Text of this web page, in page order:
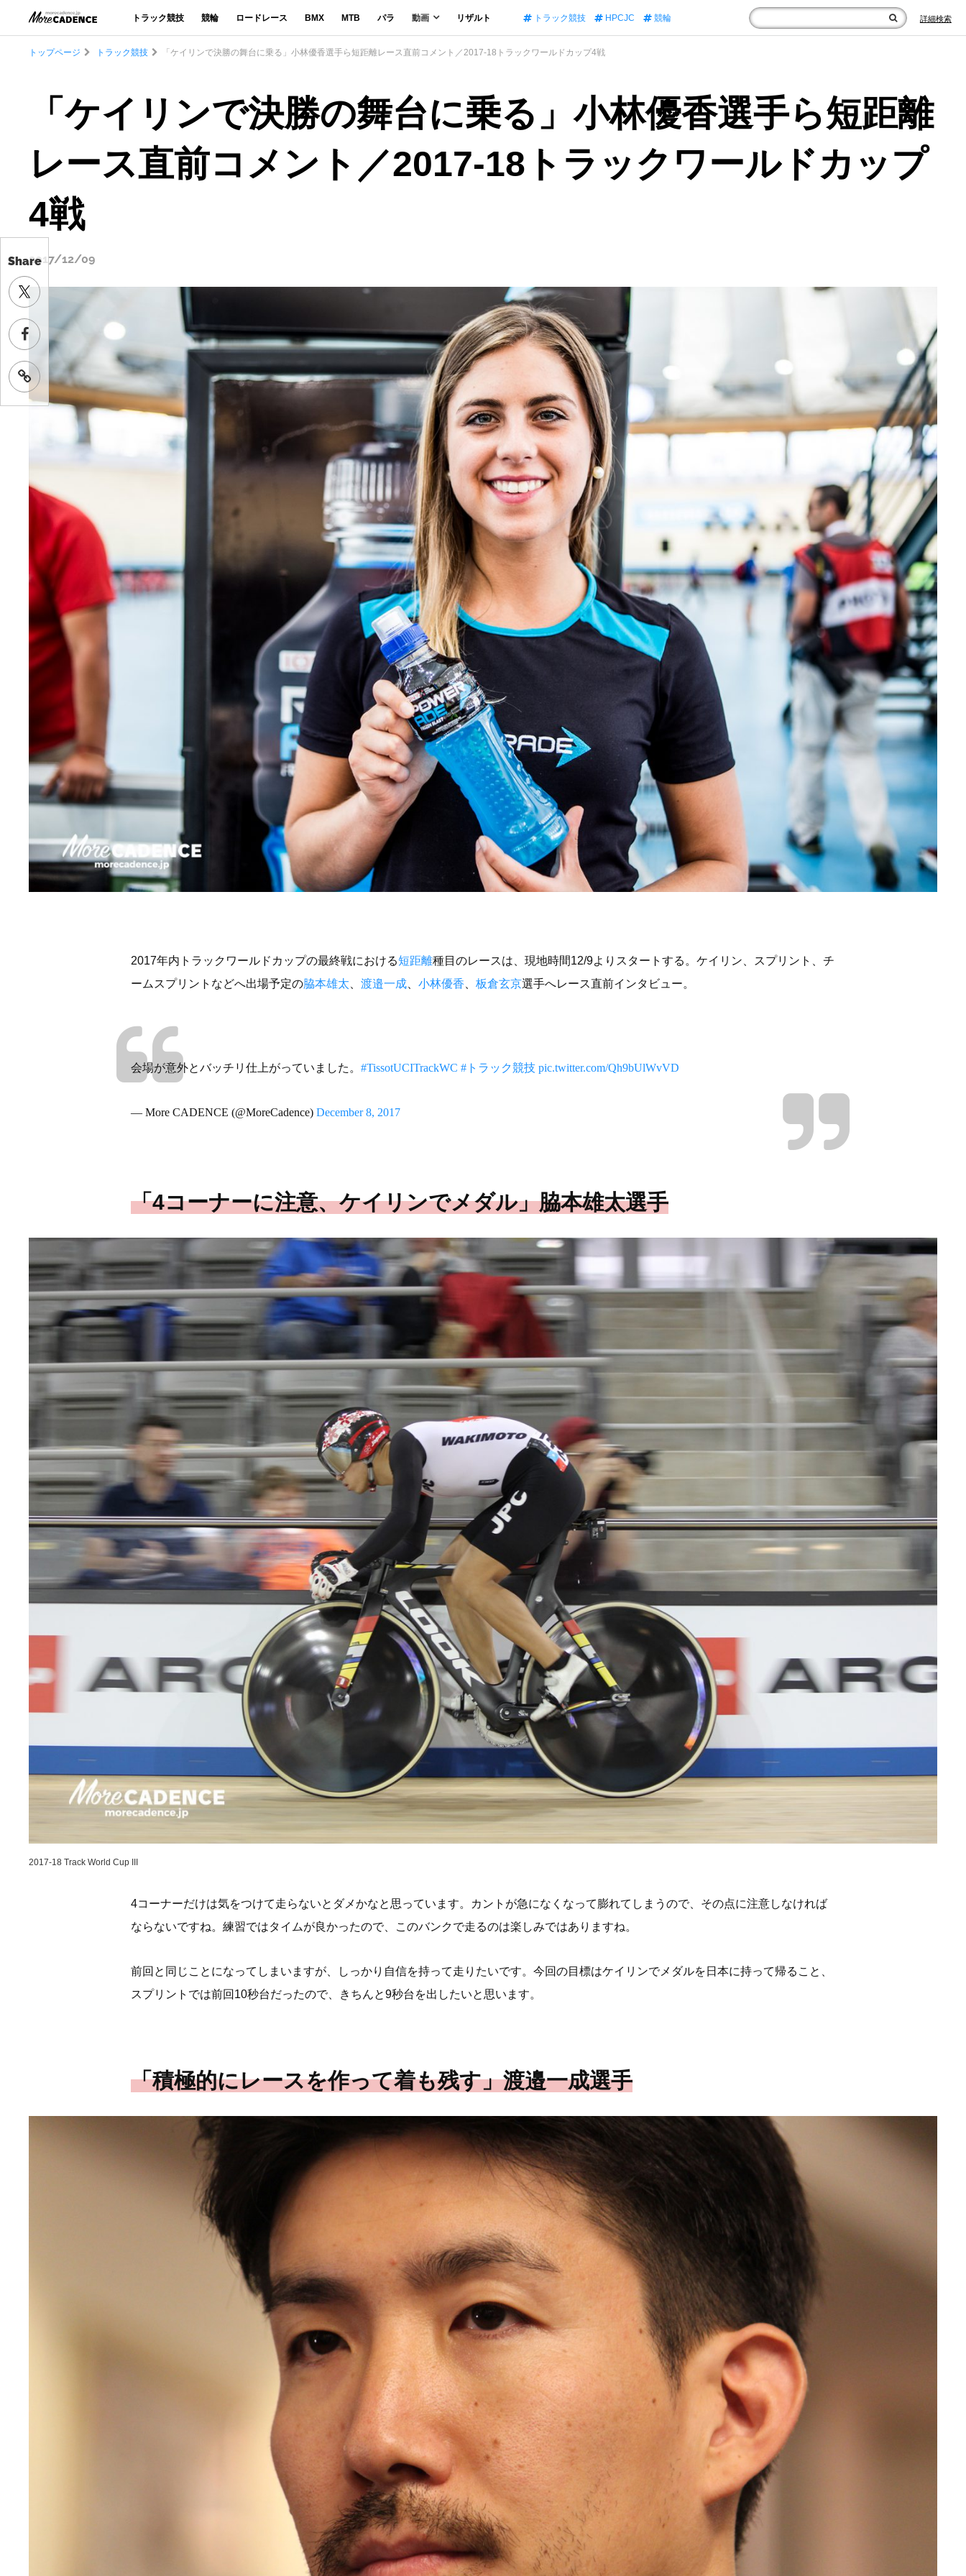
トラック競技 競輪 ロードレース BMX MTB パラ 動画 リザルト トラック競技 HPCJC 競輪 詳細検索
Share
トップページ トラック競技 「ケイリンで決勝の舞台に乗る」小林優香選手ら短距離レース直前コメント／2017-18トラックワールドカップ4戦
「ケイリンで決勝の舞台に乗る」小林優香選手ら短距離
レース直前コメント／2017-18トラックワールドカップ
4戦
2017/12/09
2017年内トラックワールドカップの最終戦における短距離種目のレースは、現地時間12/9よりスタートする。ケイリン、スプリント、チ
ームスプリントなどへ出場予定の脇本雄太 渡邉一成 小林優香 板倉玄京選手へレース直前インタビュー。
会場が意外とバッチリ仕上がっていました。 #TissotUCITrackWC #トラック競技 pic.twitter.com/Qh9bUlWvVD
— More CADENCE (@MoreCadence) December 8, 2017
「4コーナーに注意、ケイリンでメダル」脇本雄太選手
2017-18 Track World Cup III
4コーナーだけは気をつけて走らないとダメかなと思っています。カントが急になくなって膨れてしまうので、その点に注意しなければ
ならないですね。練習ではタイムが良かったので、このバンクで走るのは楽しみではありますね。
前回と同じことになってしまいますが、しっかり自信を持って走りたいです。今回の目標はケイリンでメダルを日本に持って帰ること、
スプリントでは前回10秒台だったので、きちんと9秒台を出したいと思います。
「積極的にレースを作って着も残す」渡邉一成選手